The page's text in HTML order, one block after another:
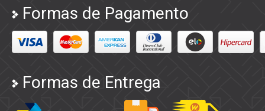
Formas de Pagamento
Formas de Entrega